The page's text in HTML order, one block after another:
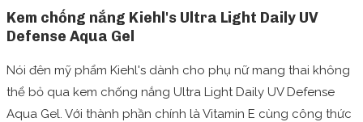
Kem chống nắng Kiehl's Ultra Light Daily UV
Defense Aqua Gel
Nói đên mỹ phẩm Kiehl's dành cho phụ nữ mang thai không
thể bỏ qua kem chống nắng Ultra Light Daily UV Defense
Aqua Gel. Với thành phần chính là Vitamin E cùng công thức